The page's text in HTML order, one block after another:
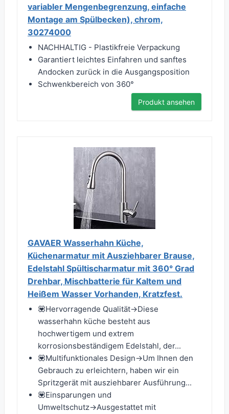
variabler Mengenbegrenzung, einfache
Montage am Spülbecken), chrom,
30274000
NACHHALTIG - Plastikfreie Verpackung
Garantiert leichtes Einfahren und sanftes
Andocken zurück in die Ausgangsposition
Schwenkbereich von 360°
Produkt ansehen
GAVAER Wasserhahn Küche,
Küchenarmatur mit Ausziehbarer Brause,
Edelstahl Spültischarmatur mit 360° Grad
Drehbar, Mischbatterie für Kaltem und
Heißem Wasser Vorhanden, Kratzfest.
💟Hervorragende Qualität→Diese
wasserhahn küche besteht aus
hochwertigem und extrem
korrosionsbeständigem Edelstahl, der...
💟Multifunktionales Design→Um Ihnen den
Gebrauch zu erleichtern, haben wir ein
Spritzgerät mit ausziehbarer Ausführung...
💟Einsparungen und
Umweltschutz→Ausgestattet mit